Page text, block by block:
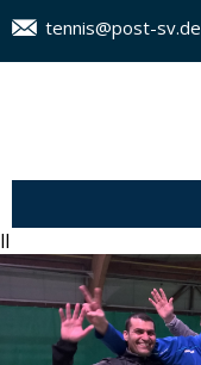
tennis@post-sv.de
ll